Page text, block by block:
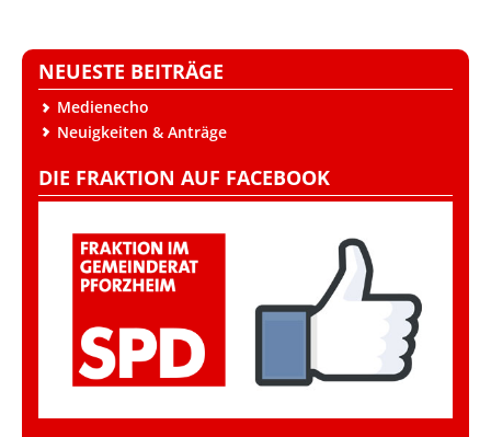
NEUESTE BEITRÄGE
Medienecho
Neuigkeiten & Anträge
DIE FRAKTION AUF FACEBOOK